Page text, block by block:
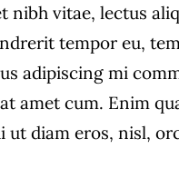
nibh vitae, lectus
tempor eu,
adipiscing mi
amet cum. Enim
ut diam eros, nisl,